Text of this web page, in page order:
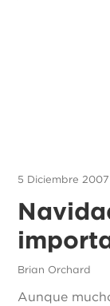
5 Diciembre 2007
Brian Orchard
Aunque